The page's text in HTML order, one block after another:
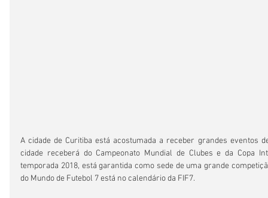
A cidade de Curitiba está acostumada a receber grandes eventos
cidade receberá do Campeonato Mundial de Clubes e da Copa
temporada 2018, está garantida como sede de uma grande
do Mundo de Futebol 7 está no calendário da FIF7.